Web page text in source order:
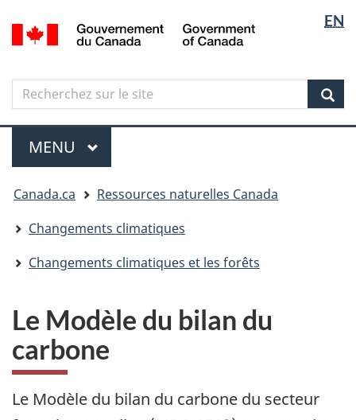
Aller
au
principal
Skip
to
government"
Passer
à
version
simplifiée
langue
EN
Canada
Search
Recherchez
sur
le
site
Menu
MENU PRINCIPAL
êtes
ici
Canada.ca
Ressources naturelles Canada
Changements climatiques
Changements climatiques et les forêts
Le Modèle du bilan du
carbone
Le Modèle du bilan du carbone du secteur